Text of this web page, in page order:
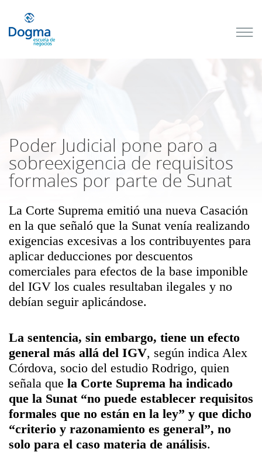
Poder Judicial pone paro a
sobreexigencia de requisitos
formales por parte de Sunat
La Corte Suprema emitió una nueva Casación
en la que señaló que la Sunat venía realizando
exigencias excesivas a los contribuyentes para
aplicar deducciones por descuentos
comerciales para efectos de la base imponible
del IGV los cuales resultaban ilegales y no
debían seguir aplicándose.
La sentencia, sin embargo, tiene un efecto
general más allá del IGV, según indica Alex
Córdova, socio del estudio Rodrigo, quien
señala que la Corte Suprema ha indicado
que la Sunat “no puede establecer requisitos
formales que no están en la ley” y que dicho
“criterio y razonamiento es general”, no
solo para el caso materia de análisis.
próximos
Más Cursos